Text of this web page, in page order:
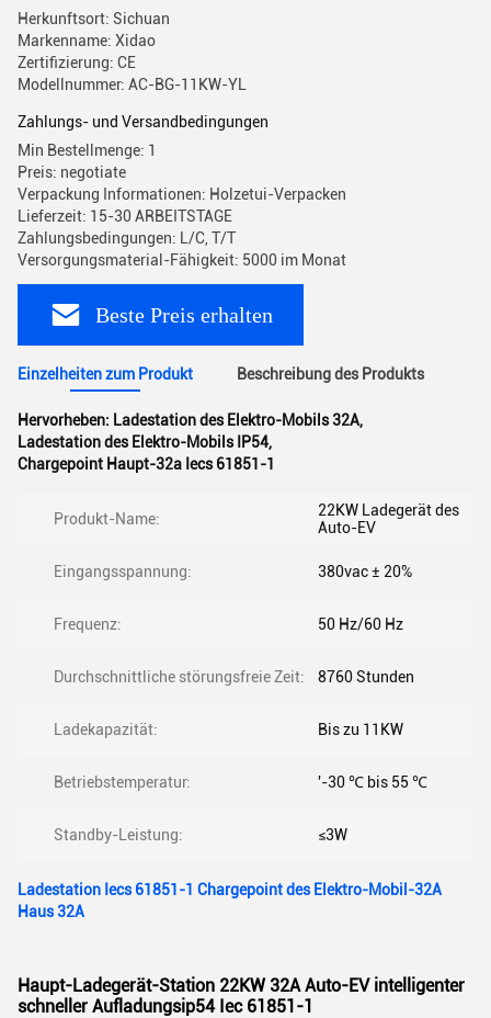
Herkunftsort: Sichuan
Markenname: Xidao
Zertifizierung: CE
Modellnummer: AC-BG-11KW-YL
Zahlungs- und Versandbedingungen
Min Bestellmenge: 1
Preis: negotiate
Verpackung Informationen: Holzetui-Verpacken
Lieferzeit: 15-30 ARBEITSTAGE
Zahlungsbedingungen: L/C, T/T
Versorgungsmaterial-Fähigkeit: 5000 im Monat
Beste Preis erhalten
Einzelheiten zum Produkt Beschreibung des Produkts
Hervorheben: Ladestation des Elektro-Mobils 32A,
Ladestation des Elektro-Mobils IP54,
Chargepoint Haupt-32a Iecs 61851-1
Produkt-Name:
22KW Ladegerät des
Auto-EV
Eingangsspannung: 380vac ± 20%
Frequenz: 50 Hz/60 Hz
Durchschnittliche störungsfreie Zeit: 8760 Stunden
Ladekapazität: Bis zu 11KW
Betriebstemperatur: '-30 ℃ bis 55 ℃
Standby-Leistung: ≤3W
Ladestation Iecs 61851-1 Chargepoint des Elektro-Mobil-32A
Haus 32A
Haupt-Ladegerät-Station 22KW 32A Auto-EV intelligenter
schneller Aufladungsip54 Iec 61851-1